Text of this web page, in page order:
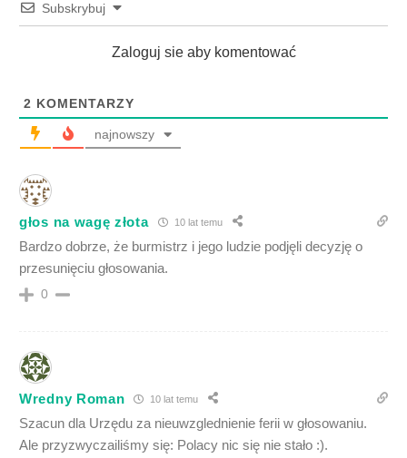
Subskrybuj
Zaloguj sie aby komentować
2 KOMENTARZY
najnowszy
głos na wagę złota 10 lat temu
Bardzo dobrze, że burmistrz i jego ludzie podjęli decyzję o
przesunięciu głosowania.
0
Wredny Roman 10 lat temu
Szacun dla Urzędu za nieuwzglednienie ferii w głosowaniu.
Ale przyzwyczailiśmy się: Polacy nic się nie stało :).